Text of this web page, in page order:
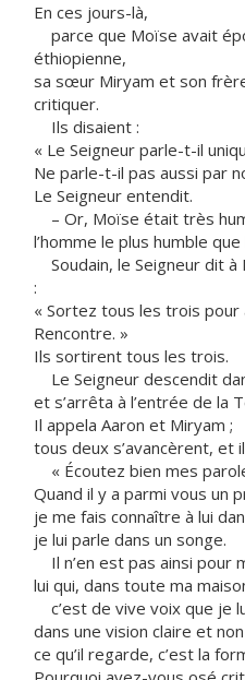
En ces jours-là,
parce que Moïse avait
éthiopienne,
sa sœur Miryam et son
critiquer.
Ils disaient :
« Le Seigneur parle-t-il
Ne parle-t-il pas aussi par
Le Seigneur entendit.
– Or, Moïse était très
l’homme le plus humble
Soudain, le Seigneur dit à
:
« Sortez tous les trois pour
Rencontre. »
Ils sortirent tous les trois.
Le Seigneur descendit
et s’arrêta à l’entrée de la
Il appela Aaron et Miryam ;
tous deux s’avancèrent, et
« Écoutez bien mes
Quand il y a parmi vous un
je me fais connaître à lui
je lui parle dans un songe.
Il n’en est pas ainsi pour
lui qui, dans toute ma
c’est de vive voix que je
dans une vision claire et
ce qu’il regarde, c’est la